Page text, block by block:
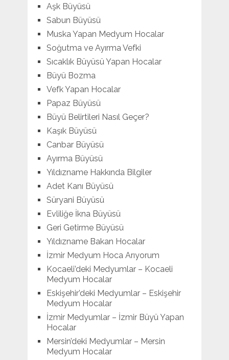
Aşk Büyüsü
Sabun Büyüsü
Muska Yapan Medyum Hocalar
Soğutma ve Ayırma Vefki
Sıcaklık Büyüsü Yapan Hocalar
Büyü Bozma
Vefk Yapan Hocalar
Papaz Büyüsü
Büyü Belirtileri Nasıl Geçer?
Kaşık Büyüsü
Canbar Büyüsü
Ayırma Büyüsü
Yıldızname Hakkında Bilgiler
Adet Kanı Büyüsü
Süryani Büyüsü
Evliliğe İkna Büyüsü
Geri Getirme Büyüsü
Yıldızname Bakan Hocalar
İzmir Medyum Hoca Arıyorum
Kocaeli’deki Medyumlar – Kocaeli
Medyum Hocalar
Eskişehir’deki Medyumlar – Eskişehir
Medyum Hocalar
İzmir Medyumlar – İzmir Büyü Yapan
Hocalar
Mersin’deki Medyumlar – Mersin
Medyum Hocalar